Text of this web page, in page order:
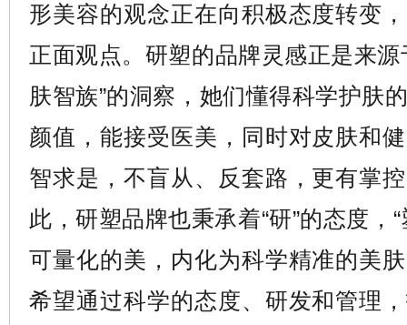
形美容的观念正在向积极态度转变
正面观点。研塑的品牌灵感正是来源
肤智族”的洞察，她们懂得科学护肤
颜值，能接受医美，同时对皮肤和
智求是，不盲从、反套路，更有掌
此，研塑品牌也秉承着“研”的态度，
可量化的美，内化为科学精准的美
希望通过科学的态度、研发和管理